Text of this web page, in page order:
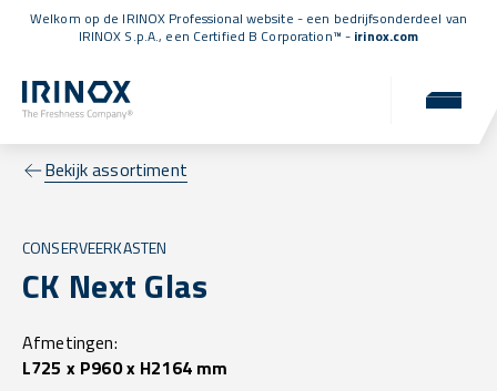
Welkom op de IRINOX Professional website - een bedrijfsonderdeel van
IRINOX S.p.A., een Certified B Corporation™ - irinox.com
Bekijk assortiment
CONSERVEERKASTEN
CK Next Glas
Afmetingen:
L725 x P960 x H2164 mm